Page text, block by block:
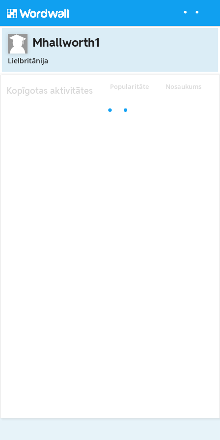
Mhallworth1
Lielbritānija
Popularitāte Nosaukums
Kopīgotas aktivitātes